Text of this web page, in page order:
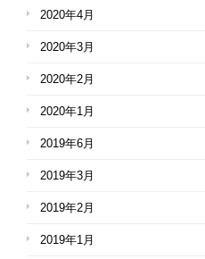
2020年4月
2020年3月
2020年2月
2020年1月
2019年6月
2019年3月
2019年2月
2019年1月